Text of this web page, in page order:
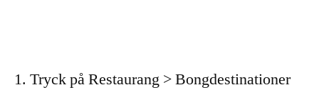
Tryck på Restaurang > Bongdestinationer